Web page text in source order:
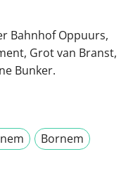
Bahnhof Oppuurs,
Grot van Branst,
Bunker.
Bornem